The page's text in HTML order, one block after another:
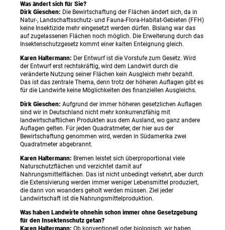
Was ändert sich für Sie?
Dirk Gieschen: Die Bewirtschaftung der Flächen ändert sich, da in
Natur-, Landschaftsschutz- und Fauna-Flora-Habitat-Gebieten (FFH)
keine Insektizide mehr eingesetzt werden dürfen. Bislang war das
auf zugelassenen Flächen noch möglich. Die Erweiterung durch das
Insektenschutzgesetz kommt einer kalten Enteignung gleich.
Karen Haltermann: Der Entwurf ist die Vorstufe zum Gesetz. Wird
der Entwurf erst rechtskräftig, wird dem Landwirt durch die
veränderte Nutzung seiner Flächen kein Ausgleich mehr bezahlt.
Das ist das zentrale Thema, denn trotz der höheren Auflagen gibt es
für die Landwirte keine Möglichkeiten des finanziellen Ausgleichs.
Dirk Gieschen: Aufgrund der immer höheren gesetzlichen Auflagen
sind wir in Deutschland nicht mehr konkurrenzfähig mit
landwirtschaftlichen Produkten aus dem Ausland, wo ganz andere
Auflagen gelten. Für jeden Quadratmeter, der hier aus der
Bewirtschaftung genommen wird, werden in Südamerika zwei
Quadratmeter abgebrannt.
Karen Haltermann: Bremen leistet sich überproportional viele
Naturschutzflächen und verzichtet damit auf
Nahrungsmittelflächen. Das ist nicht unbedingt verkehrt, aber durch
die Extensivierung werden immer weniger Lebensmittel produziert,
die dann von woanders geholt werden müssen. Ziel jeder
Landwirtschaft ist die Nahrungsmittelproduktion.
Was haben Landwirte ohnehin schon immer ohne Gesetzgebung
für den Insektenschutz getan?